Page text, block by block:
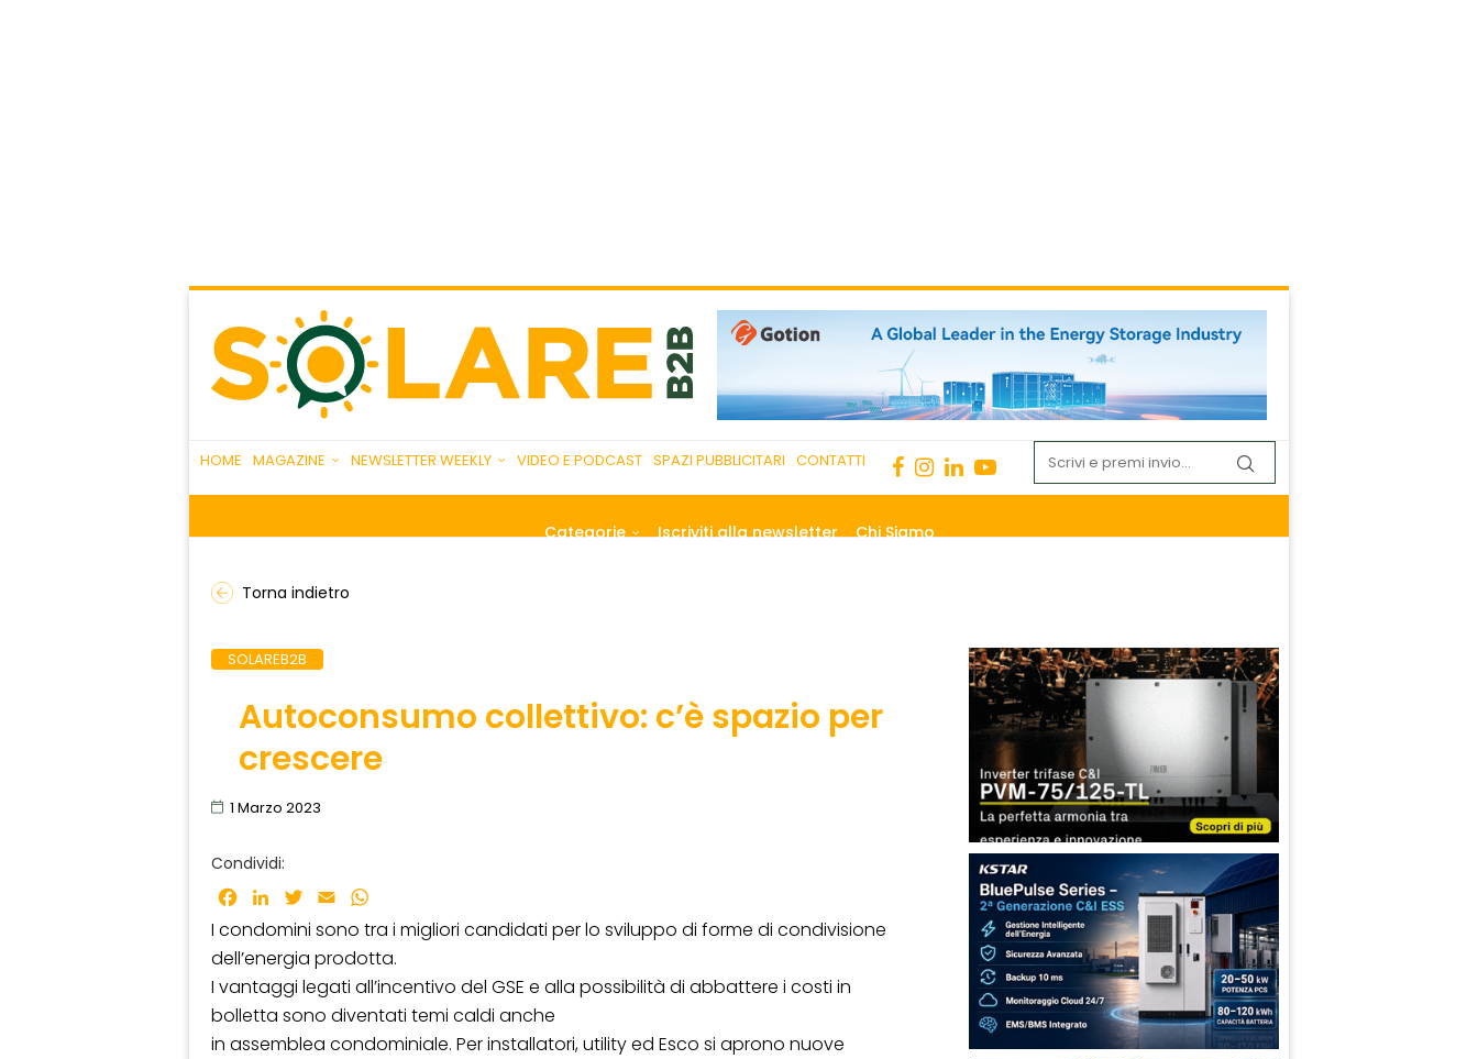
HOME MAGAZINE NEWSLETTER WEEKLY VIDEO E PODCAST SPAZI PUBBLICITARI CONTATTI
Categorie Iscriviti alla newsletter Chi Siamo
Torna indietro
SOLAREB2B
Autoconsumo collettivo: c’è spazio per
crescere
1 Marzo 2023
Condividi:
Facebook
LinkedInTwitter
Email
I condomini sono tra i migliori candidati per lo sviluppo di forme di condivisione
dell’energia prodotta.
I vantaggi legati all’incentivo del GSE e alla possibilità di abbattere i costi in
bolletta sono diventati temi caldi anche
in assemblea condominiale. Per installatori, utility ed Esco si aprono nuove